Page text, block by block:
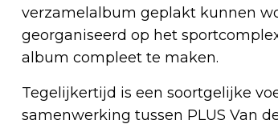
verzamelalbum geplakt kunnen
georganiseerd op het
album compleet te maken.
Tegelijkertijd is een soortgelijke
samenwerking tussen PLUS Van